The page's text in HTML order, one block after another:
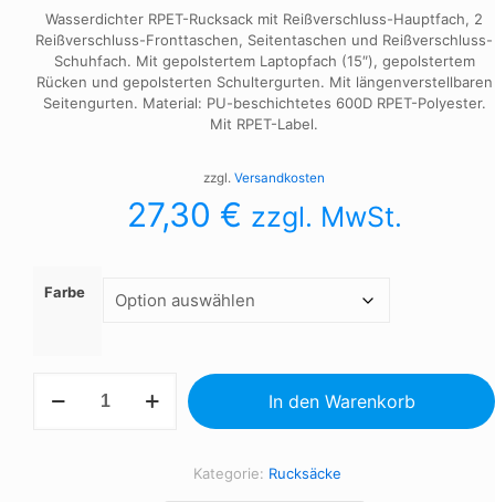
Wasserdichter RPET-Rucksack mit Reißverschluss-Hauptfach, 2
Reißverschluss-Fronttaschen, Seitentaschen und Reißverschluss-
Schuhfach. Mit gepolstertem Laptopfach (15″), gepolstertem
Rücken und gepolsterten Schultergurten. Mit längenverstellbaren
Seitengurten. Material: PU-beschichtetes 600D RPET-Polyester.
Mit RPET-Label.
zzgl. Versandkosten
27,30 € zzgl. MwSt.
Farbe
RPET
In den Warenkorb
Kategorie: Rucksäcke